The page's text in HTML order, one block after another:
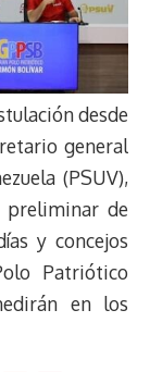
desde
general
(PSUV),
preliminar de
y concejos
Patriótico
en los